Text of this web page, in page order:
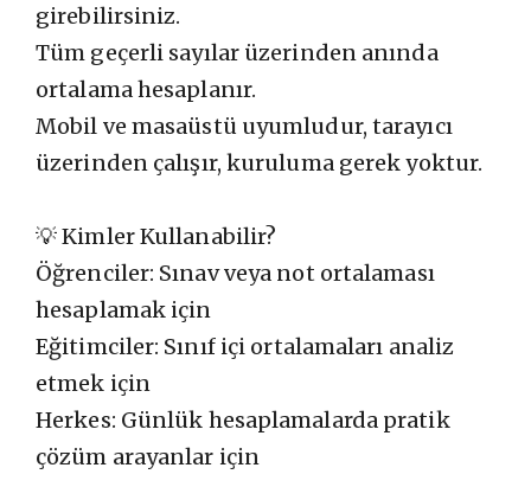
girebilirsiniz.
Tüm geçerli sayılar üzerinden anında
ortalama hesaplanır.
Mobil ve masaüstü uyumludur, tarayıcı
üzerinden çalışır, kuruluma gerek yoktur.
💡 Kimler Kullanabilir?
Öğrenciler: Sınav veya not ortalaması
hesaplamak için
Eğitimciler: Sınıf içi ortalamaları analiz
etmek için
Herkes: Günlük hesaplamalarda pratik
çözüm arayanlar için